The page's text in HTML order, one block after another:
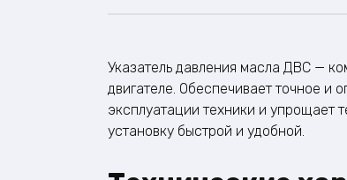
Указатель давления масла ДВС —
двигателе. Обеспечивает точное и
эксплуатации техники и упрощает
установку быстрой и удобной.